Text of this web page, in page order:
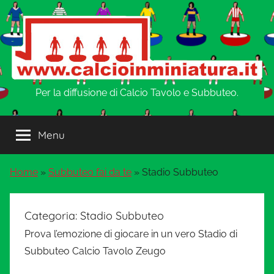
Salta
al
contenuto
w
w
.
Per la diffusione di Calcio Tavolo e Subbuteo.
Menu
Home » Subbuteo fai da te » Stadio Subbuteo
Categoria: Stadio Subbuteo
Prova l’emozione di giocare in un vero Stadio di
Subbuteo Calcio Tavolo Zeugo